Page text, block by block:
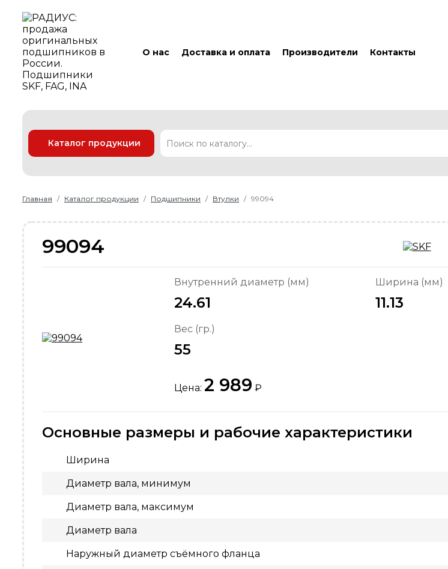
О нас Доставка и оплата Производители Контакты
Каталог продукции
Уплотнения
Главная Каталог продукции Подшипники Втулки 99094
99094
Внутренний диаметр (мм)
24.61
Ширина (мм)
11.13
Вес (гр.)
55
Цена: 2 989 ₽
Основные размеры и рабочие характеристики
Ширина
Диаметр вала, минимум
Диаметр вала, максимум
Диаметр вала
Наружный диаметр съёмного фланца